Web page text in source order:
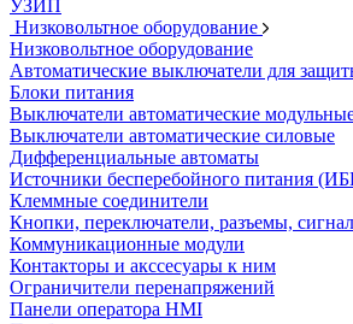
УЗИП
Низковольтное оборудование
Низковольтное оборудование
Автоматические выключатели для
Блоки питания
Выключатели автоматические
Выключатели автоматические силовые
Дифференциальные автоматы
Источники бесперебойного питания
Клеммные соединители
Кнопки, переключатели, разъемы,
Коммуникационные модули
Контакторы и акссесуары к ним
Ограничители перенапряжений
Панели оператора HMI